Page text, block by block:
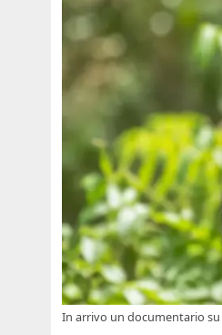
In arrivo un documentario su